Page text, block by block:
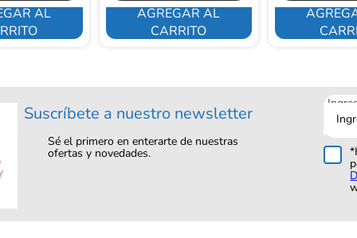
AL
AGREGAR AL
CARRITO
Suscríbete a nuestro newsletter
Sé el primero en enterarte de nuestras
ofertas y novedades.
tu
correo